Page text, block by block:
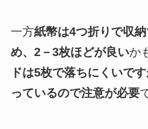
一方紙幣は4つ折りで収
め、2－3枚ほどが良いか
ドは5枚で落ちにくいで
っているので注意が必要